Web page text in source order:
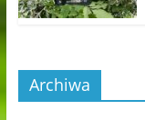
Archiwa